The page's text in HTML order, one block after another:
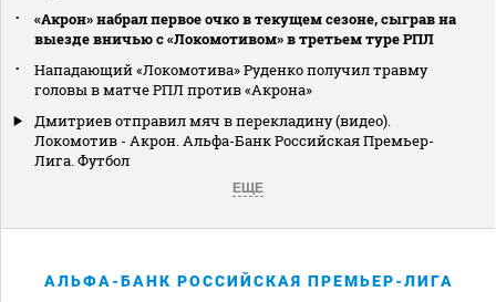
«Акрон» набрал первое очко в текущем сезоне, сыграв на
выезде вничью с «Локомотивом» в третьем туре РПЛ
Нападающий «Локомотива» Руденко получил травму
головы в матче РПЛ против «Акрона»
Дмитриев отправил мяч в перекладину (видео).
Локомотив - Акрон. Альфа-Банк Российская Премьер-
Лига. Футбол
ЕЩЕ
АЛЬФА-БАНК РОССИЙСКАЯ ПРЕМЬЕР-ЛИГА